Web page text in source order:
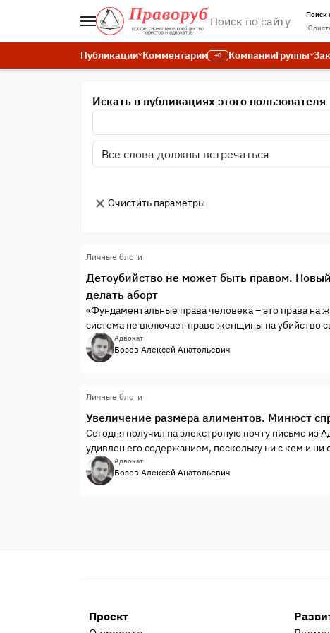
Поиск
Публикации Комментарии +0 КомпанииГруппы
Искать в публикациях этого пользователя
Очистить параметры
Личные блоги
Детоубийство не может быть правом.
делать аборт
«Фундаментальные права человека – это права на
система не включает право женщины на убийство
законопроекта об абортах эксперт рабочей
философских наук Ирина Силуянова.
Адвокат
Бозов Алексей Анатольевич
Личные блоги
Увеличение размера алиментов. Минюст
Сегодня получил на элекстроную почту письмо из
удивлен его содержанием, поскольку ни с кем и ни
Вот полный текст этого письма
Адвокат
Бозов Алексей Анатольевич
Проект